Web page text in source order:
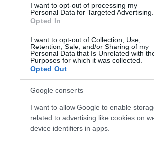
I want to opt-out of processing my
Personal Data for Targeted Advertising.
Opted In
I want to opt-out of Collection, Use,
Retention, Sale, and/or Sharing of my
Personal Data that Is Unrelated with
Purposes for which it was collected.
Opted Out
Google consents
I want to allow Google to enable
related to advertising like cookies on
device identifiers in apps.
ΙΡΑΝ ΚΙΝΑ ΝΤΟΝΑΛΝΤ ΤΡΑΜΠ
ΣΤΕΝΑ ΤΟΥ ΟΡΜΟΥΖ
ΔΙΑΦΗΜΙΣΗ